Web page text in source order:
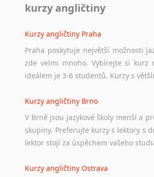
kurzy angličtiny
Kurzy angličtiny Praha
Praha poskytuje největší možnosti
zde velmi mnoho. Vybírejte si
ideálem je 3-6 studentů. Kurzy s
Kurzy angličtiny Brno
V Brně jsou jazykové školy menší a
skupiny. Preferujte kurzy s lektory s
lektor stojí za úspěchem vašeho
Kurzy angličtiny Ostrava